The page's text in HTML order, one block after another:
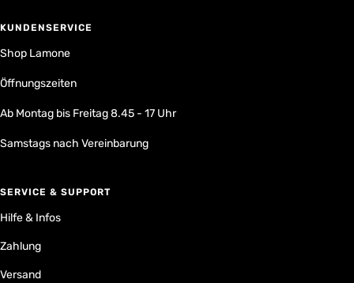
KUNDENSERVICE
Shop Lamone
Öffnungszeiten
Ab Montag bis Freitag 8.45 - 17 Uhr
Samstags nach Vereinbarung
SERVICE & SUPPORT
Hilfe & Infos
Zahlung
Versand